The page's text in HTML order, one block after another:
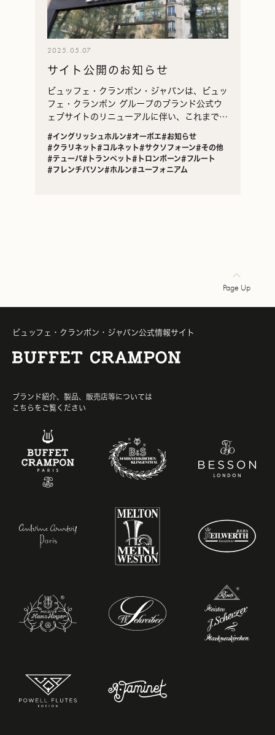
2025.05.07
サイト公開のお知らせ
ビュッフェ・クランポン・ジャパンは、ビュッ
フェ・クランポン グループのブランド公式ウ
ェブサイトのリニューアルに伴い、これまでブ
ビュー記事等の日本独自のコンテンツをまとめ
たビュッフ…
#イングリッシュホルン#オーボエ#お知らせ
#クラリネット#コルネット#サクソフォーン#その他
#テューバ#トランペット#トロンボーン#フルート
#フレンチバソン#ホルン#ユーフォニアム
Page Up
ビュッフェ・クランポン・ジャパン公式情報サイト
ブランド紹介、製品、販売店等については
こちらをご覧ください